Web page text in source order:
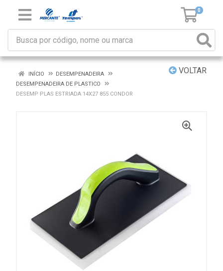
0
VOLTAR
INÍCIO
DESEMPENADEIRA
DESEMPENADEIRA DE PLASTICO
DESEMP PLAS ESTRIADA 14X27 855 CONDOR